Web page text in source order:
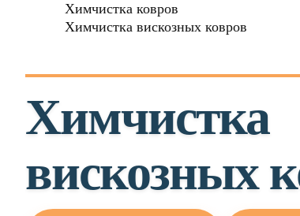
Химчистка ковров
Химчистка вискозных ковров
Химчистка
вискозных